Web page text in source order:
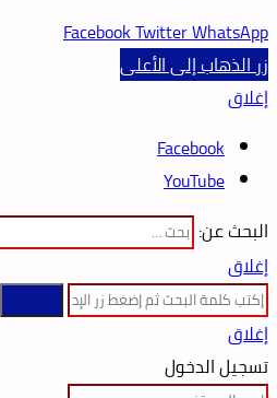
FacebookTwitterWhatsApp
زر الذهاب إلى الأعلى
إغلاق
Facebook
YouTube
البحث عن:
إغلاق
إغلاق
تسجيل الدخول